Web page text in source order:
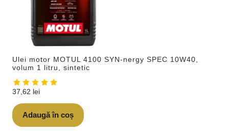
Ulei motor MOTUL 4100 SYN-nergy SPEC 10W40,
volum 1 litru, sintetic
37,62 lei
Adaugă în coș